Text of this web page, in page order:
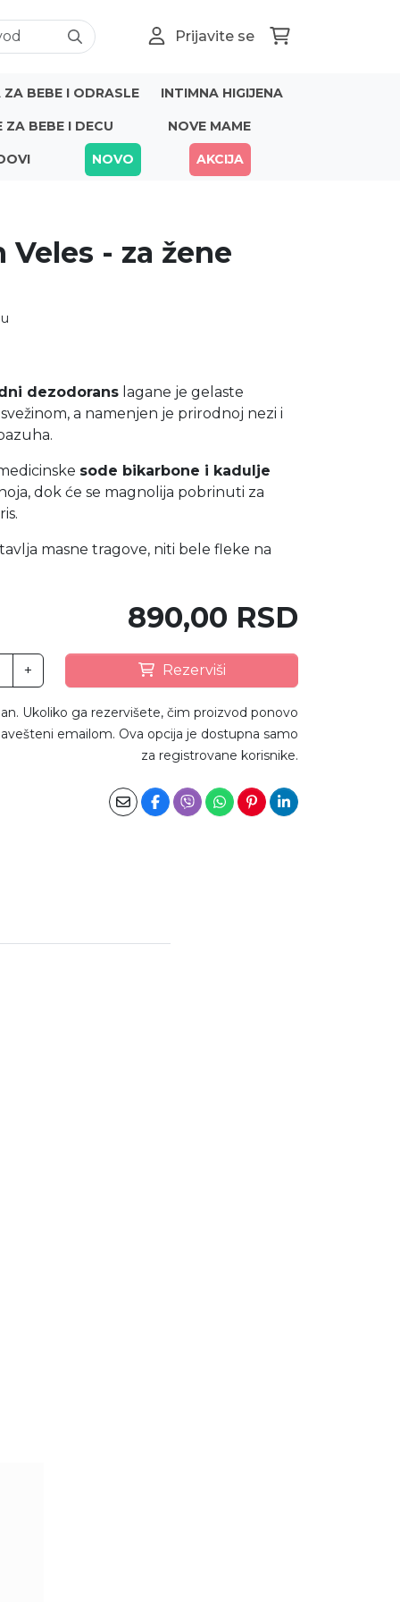
Prijavite se
BEBE I ODRASLE INTIMNA HIGIJENA
ZA BEBE I DECU NOVE MAME
NOVO AKCIJA
Veles - za žene
dezodorans lagane je gelaste
a namenjen je prirodnoj nezi i
sode bikarbone i kadulje
dok će se magnolija pobrinuti za
masne tragove, niti bele fleke na
890,00 RSD
+ Rezerviši
Ukoliko ga rezervišete, čim proizvod ponovo
emailom. Ova opcija je dostupna samo
za registrovane korisnike.